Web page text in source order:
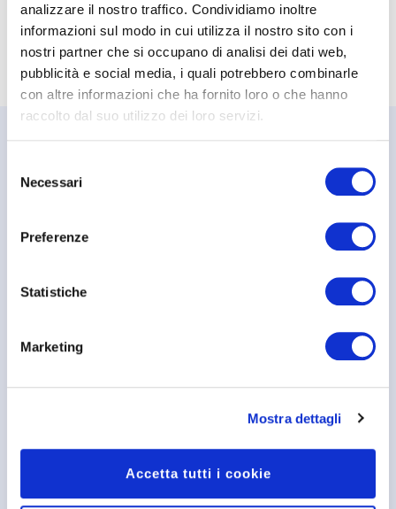
analizzare il nostro traffico. Condividiamo inoltre
informazioni sul modo in cui utilizza il nostro sito con i
nostri partner che si occupano di analisi dei dati web,
pubblicità e social media, i quali potrebbero combinarle
con altre informazioni che ha fornito loro o che hanno
raccolto dal suo utilizzo dei loro servizi.
delNecessari
Preferenze
Statistiche
Marketing
Mostra dettagli
Accetta tutti i cookie
struttura
e